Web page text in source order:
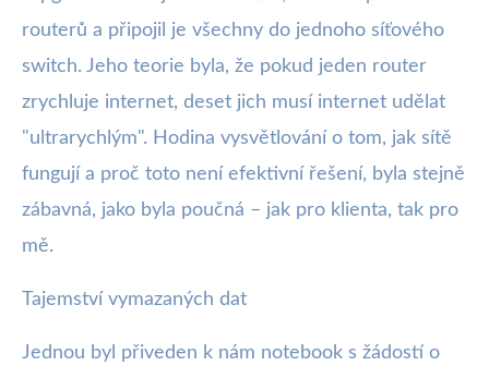
routerů a připojil je všechny do jednoho síťového
switch. Jeho teorie byla, že pokud jeden router
zrychluje internet, deset jich musí internet udělat
"ultrarychlým". Hodina vysvětlování o tom, jak sítě
fungují a proč toto není efektivní řešení, byla stejně
zábavná, jako byla poučná – jak pro klienta, tak pro
mě.
Tajemství vymazaných dat
Jednou byl přiveden k nám notebook s žádostí o